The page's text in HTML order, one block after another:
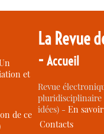
et
de ce
La Revue
-Accueil
Revue
idées) -En
Contacts